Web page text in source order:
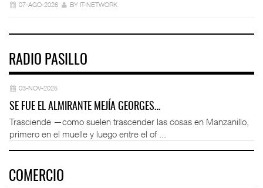
07-AGO-2026 BY IT-NETWORK
RADIO PASILLO
03-NOV-2025
SE FUE EL ALMIRANTE MEJÍA GEORGES…
Trasciende —como suelen trascender las cosas en Manzanillo,
primero en el muelle y luego entre el of ...
COMERCIO